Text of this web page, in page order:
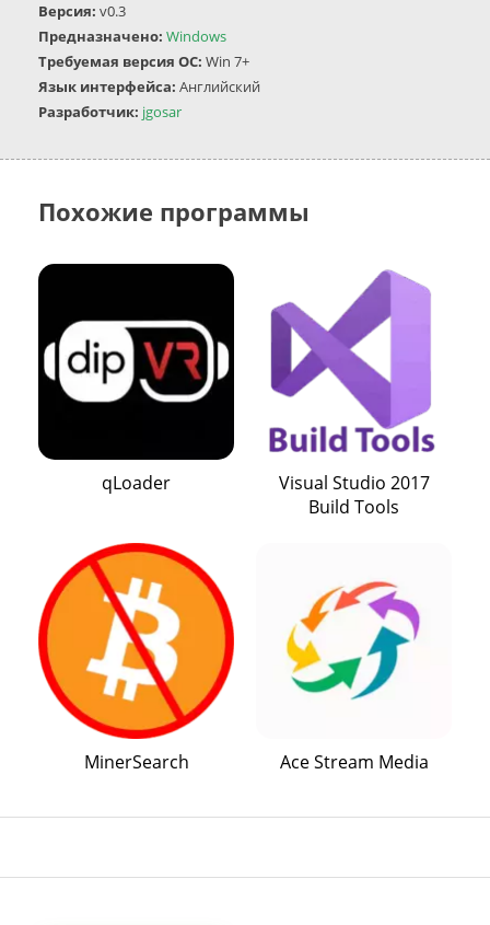
Версия: v0.3
Предназначено: Windows
Требуемая версия ОС: Win 7+
Язык интерфейса: Английский
Разработчик: jgosar
Похожие программы
qLoader
Visual Studio 2017
Build Tools
MinerSearch Ace Stream Media